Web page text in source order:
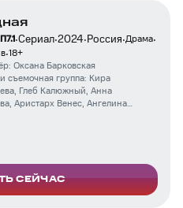
7.1·Сериал·2024·Россия·Драма·
·18+
Оксана Барковская
съемочная группа: Кира
, Глеб Калюжный, Анна
, Аристарх Венес, Ангелина
СЕЙЧАС